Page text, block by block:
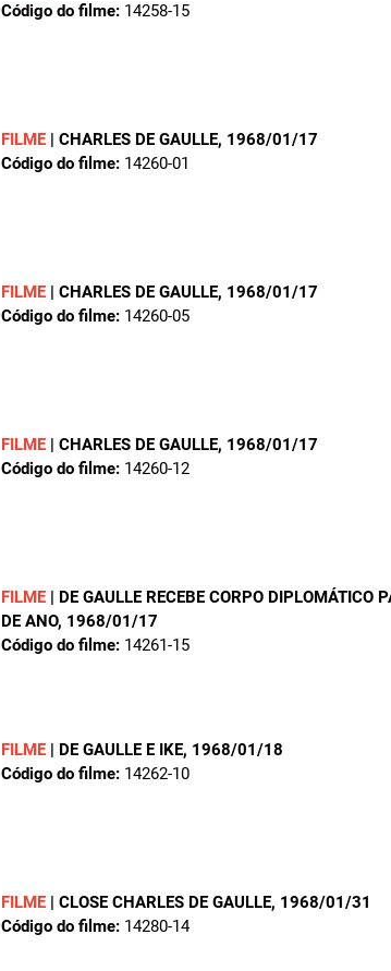
Código do filme: 14258-15
FILME | CHARLES DE GAULLE, 1968/01/17
Código do filme: 14260-01
FILME | CHARLES DE GAULLE, 1968/01/17
Código do filme: 14260-05
FILME | CHARLES DE GAULLE, 1968/01/17
Código do filme: 14260-12
FILME | DE GAULLE RECEBE CORPO DIPLOMÁTICO
DE ANO, 1968/01/17
Código do filme: 14261-15
FILME | DE GAULLE E IKE, 1968/01/18
Código do filme: 14262-10
FILME | CLOSE CHARLES DE GAULLE, 1968/01/31
Código do filme: 14280-14